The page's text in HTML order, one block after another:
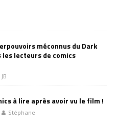
méconnus du Dark
les lecteurs de comics
JB
à lire après avoir vu le film !
Stéphane